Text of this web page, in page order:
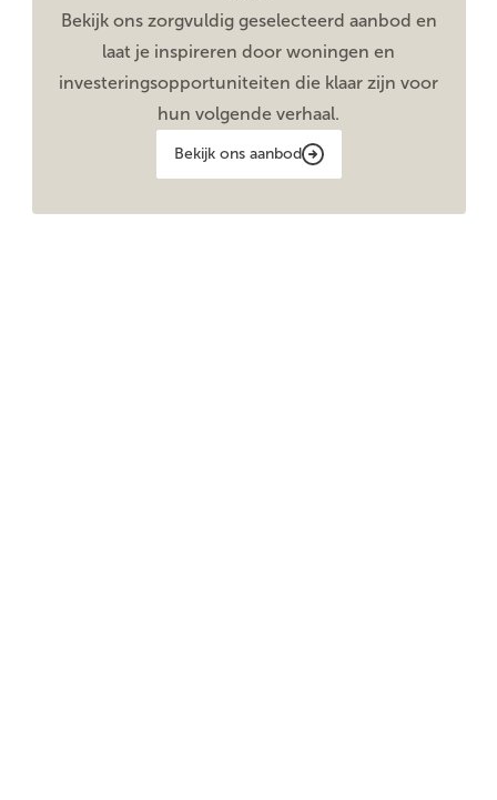
Bekijk ons zorgvuldig geselecteerd aanbod en
laat je inspireren door woningen en
investeringsopportuniteiten die klaar zijn voor
hun volgende verhaal.
Bekijk ons aanbod